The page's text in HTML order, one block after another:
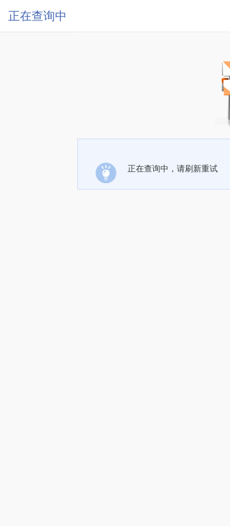
正在查询中
正在查询中，请刷新重试